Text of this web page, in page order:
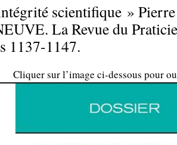
scientifique »
La Revue du
1137-1147.
Cliquer sur l’image ci-dessous pour